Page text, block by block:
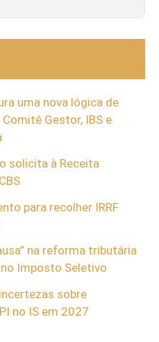
uma nova lógica de
Gestor, IBS e
solicita à Receita
para recolher IRRF
na reforma tributária
Imposto Seletivo
sobre
no IS em 2027